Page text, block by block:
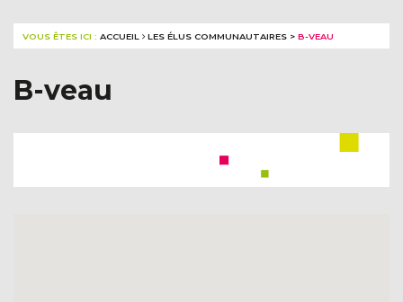
VOUS ÊTES ICI : ACCUEIL LES ÉLUS COMMUNAUTAIRES > B-VEAU
B-veau